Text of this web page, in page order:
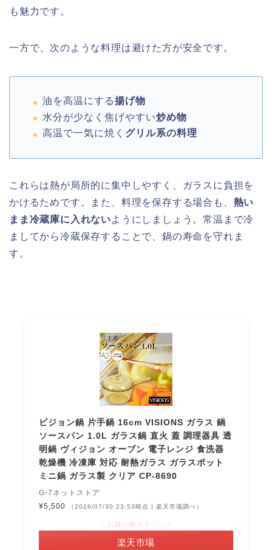
も魅力です。
一方で、次のような料理は避けた方が安全です。
油を高温にする揚げ物
水分が少なく焦げやすい炒め物
高温で一気に焼く グリル系の料理
これらは熱が局所的に集中しやすく、ガラスに負担を
かけるためです。また、料理を保存する場合も、 熱い
まま冷蔵庫に入れないようにしましょう。常温まで冷
ましてから冷蔵保存することで、鍋の寿命を守れま
す。
ビジョン鍋 片手鍋 16cm VISIONS ガラス 鍋
ソースパン 1.0L ガラス鍋 直火 蓋 調理器具 透
明鍋 ヴィジョン オーブン 電子レンジ 食洗器
乾燥機 冷凍庫 対応 耐熱ガラス ガラスポット
ミニ鍋 ガラス製 クリア CP-8690
G-7ネットストア
¥5,500
（2026/07/30 23:53時点 | 楽天市場調べ）
＼お買い物マラソン／
楽天市場